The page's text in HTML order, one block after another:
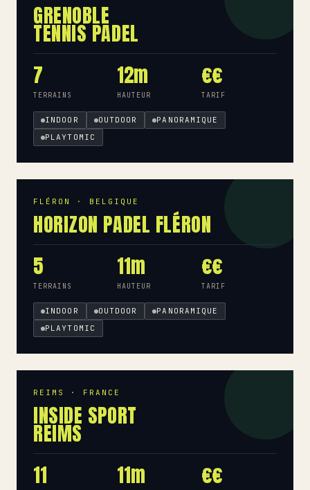
GRENOBLE
TENNIS PADEL
7
TERRAINS
12m
HAUTEUR
€€
TARIF
INDOOR OUTDOOR
PANORAMIQUE
PLAYTOMIC
FLÉRON · BELGIQUE
HORIZON PADEL FLÉRON
5
TERRAINS
11m
HAUTEUR
€€
TARIF
INDOOR OUTDOOR
PANORAMIQUE
PLAYTOMIC
REIMS · FRANCE
INSIDE SPORT
REIMS
11
11m €€